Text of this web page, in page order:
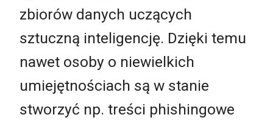
zbiorów danych uczących
sztuczną inteligencję. Dzięki temu
nawet osoby o niewielkich
umiejętnościach są w stanie
stworzyć np. treści phishingowe